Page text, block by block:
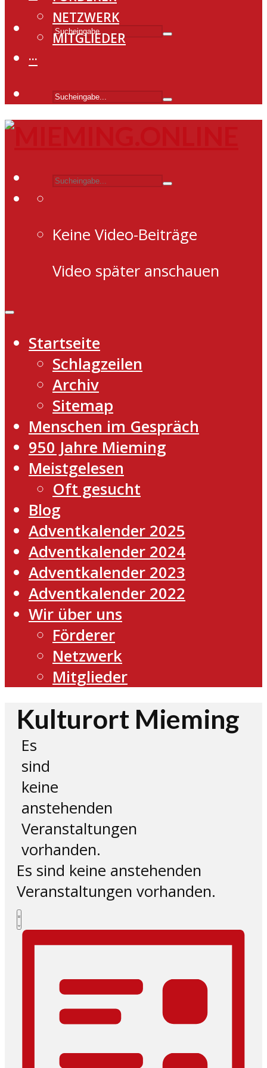
NETZWERK
MITGLIEDER
···
Keine Video-Beiträge
Video später anschauen
Startseite
Schlagzeilen
Archiv
Sitemap
Menschen im Gespräch
950 Jahre Mieming
Meistgelesen
Oft gesucht
Blog
Adventkalender 2025
Adventkalender 2024
Adventkalender 2023
Adventkalender 2022
Wir über uns
Förderer
Netzwerk
Mitglieder
Kulturort Mieming
Es
sind
keine
anstehenden
Veranstaltungen
vorhanden.
Es sind keine anstehenden
Veranstaltungen vorhanden.
Ansichten-
Navigation
Veranstaltung
Ansichten-
Liste